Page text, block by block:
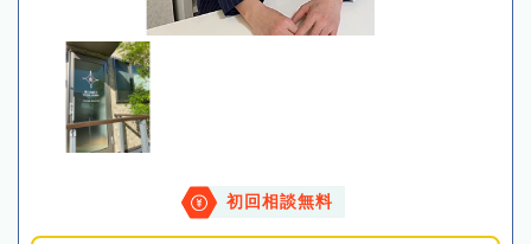
初回相談無料